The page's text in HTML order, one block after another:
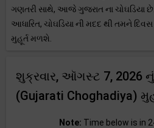
ગણતરી સાથે, આજે ગુજરાત ના ચોઘડિયા છે.
આધારિત, ચોઘડિયા ની મદદ થી તમને
મુહૂર્ત મળશે.
શુક્રવાર, ઑગસ્ટ 7, 2026 નું
(Gujarati Choghadiya)
Note: Time below is in